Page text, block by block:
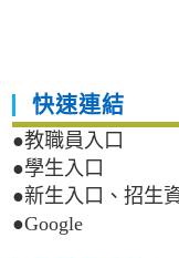
快速連結
●教職員入口
●學生入口
●新生入口、招生
●Google